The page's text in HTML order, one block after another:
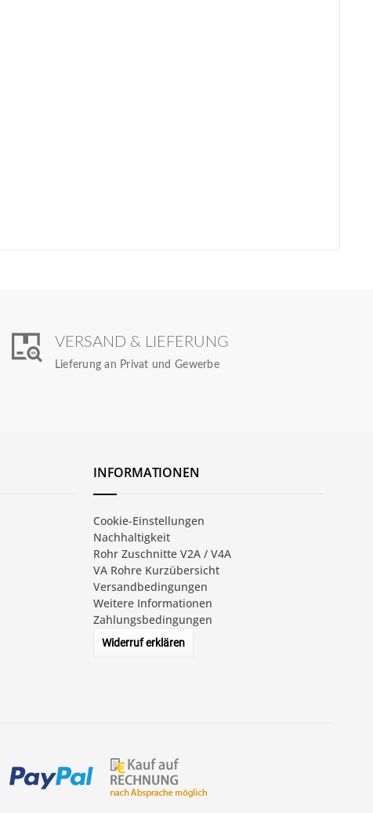
VERSAND & LIEFERUNG
Lieferung an Privat und Gewerbe
INFORMATIONEN
Cookie-Einstellungen
Nachhaltigkeit
Rohr Zuschnitte V2A / V4A
VA Rohre Kurzübersicht
Versandbedingungen
Weitere Informationen
Zahlungsbedingungen
Widerruf erklären